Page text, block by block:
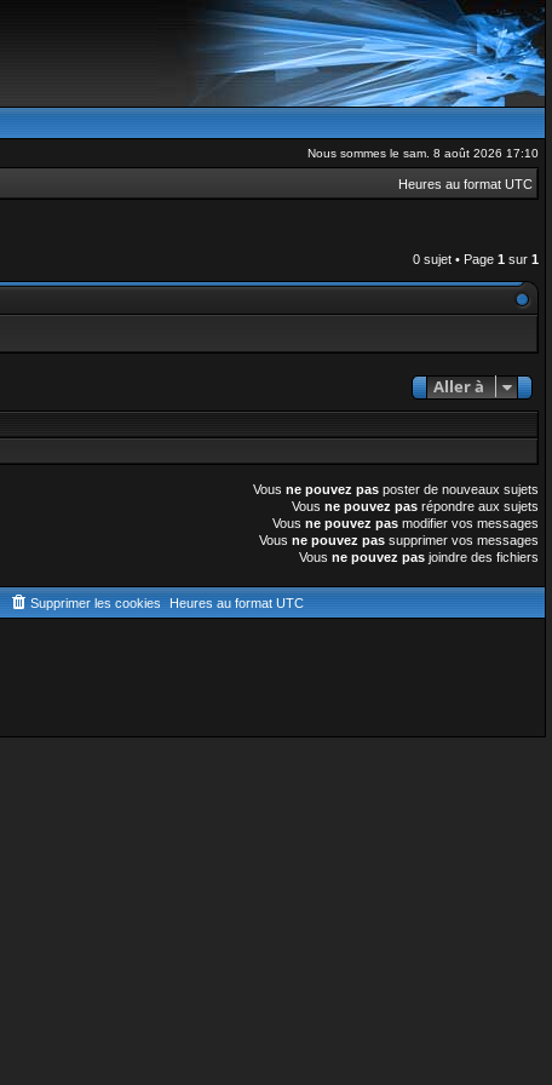
Nous sommes le sam. 8 août 2026 17:10
Heures au format UTC
0 sujet • Page 1 sur 1
Aller à
Vous ne pouvez pas poster de nouveaux sujets
Vous ne pouvez pas répondre aux sujets
Vous ne pouvez pas modifier vos messages
Vous ne pouvez pas supprimer vos messages
Vous ne pouvez pas joindre des fichiers
Heures au format UTC
Supprimer les cookies